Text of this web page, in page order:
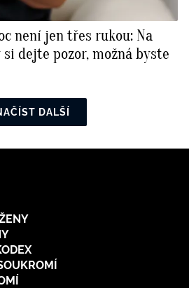
není jen třes rukou: Na
dejte pozor, možná byste
DALŠÍ